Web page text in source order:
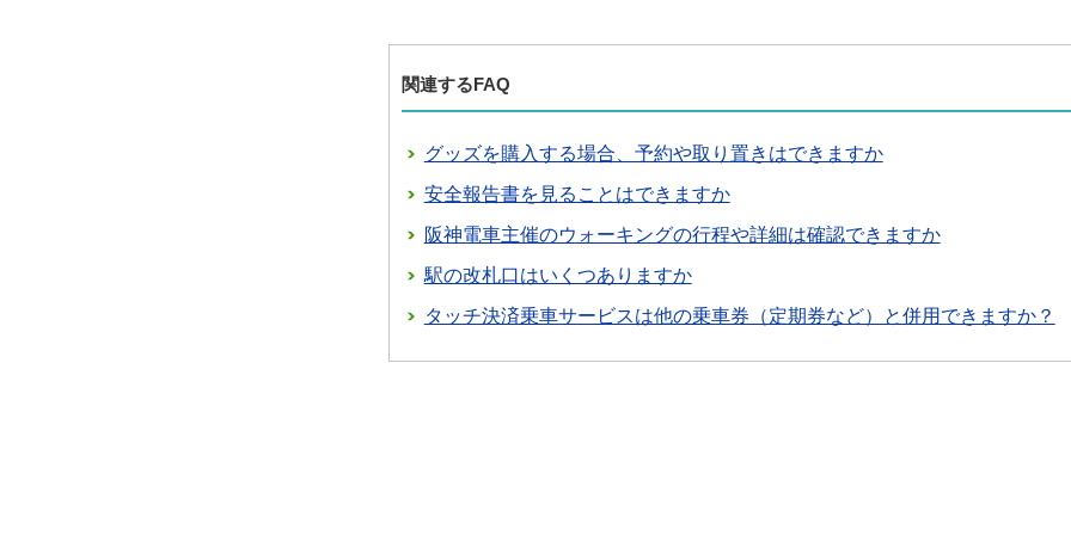
関連するFAQ
グッズを購入する場合、予約や取り置きはできますか
安全報告書を見ることはできますか
阪神電車主催のウォーキングの行程や詳細は確認できますか
駅の改札口はいくつありますか
タッチ決済乗車サービスは他の乗車券（定期券など）と併用できますか？